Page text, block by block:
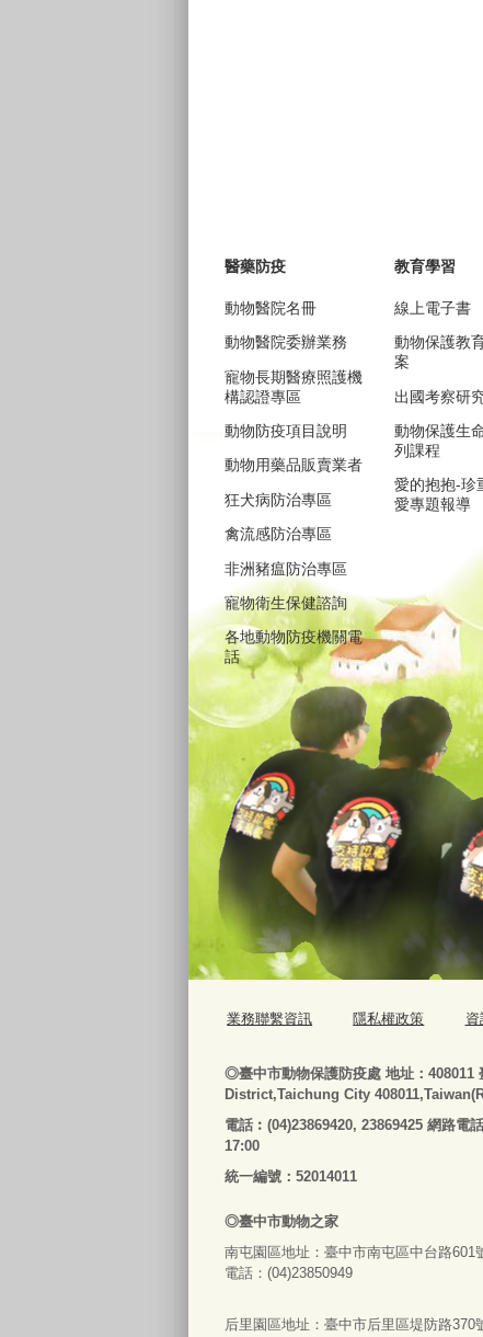
醫藥防疫
動物醫院名冊
動物醫院委辦業務
寵物長期醫療照護機
構認證專區
動物防疫項目說明
動物用藥品販賣業者
狂犬病防治專區
禽流感防治專區
非洲豬瘟防治專區
寵物衛生保健諮詢
各地動物防疫機關電
話
教育學習
線上電子書
動物保護教
案
出國考察研
動物保護生
列課程
愛的抱抱-珍
愛專題報導
業務聯繫資訊 隱私權政策
◎臺中市動物保護防疫處 地址：408011
District,Taichung City
電話 ︰ (04)23869420, 23869425 網路電
17:00
統一編號：52014011
◎臺中市動物之家
南屯園區地址： 臺中市南屯區中台路601
電話：(04)23850949
后里園區地址： 臺中市后里區堤防路370